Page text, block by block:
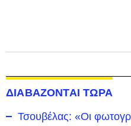
ΔΙΑΒΑΖΟΝΤΑΙ ΤΩΡΑ
Τσουβέλας: «Οι